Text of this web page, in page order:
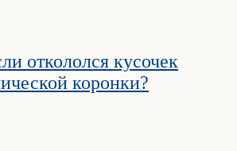
откололся кусочек
коронки?